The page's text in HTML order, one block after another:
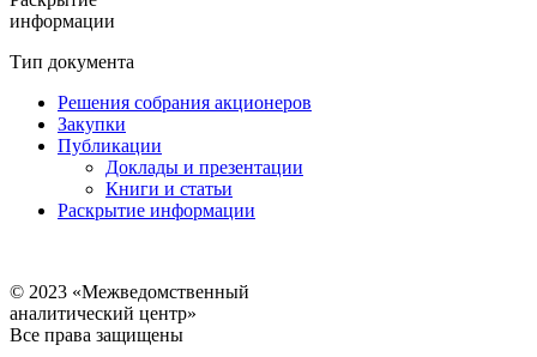
информации
Тип документа
Решения собрания акционеров
Закупки
Публикации
Доклады и презентации
Книги и статьи
Раскрытие информации
© 2023 «Межведомственный
аналитический центр»
Все права защищены